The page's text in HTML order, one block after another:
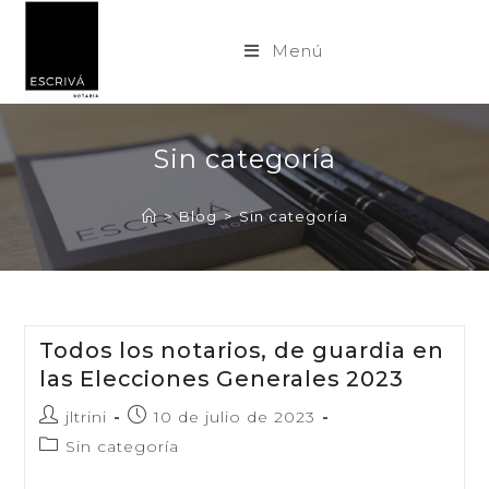
Menú
Sin categoría
> Blog > Sin categoría
Todos los notarios, de guardia en
las Elecciones Generales 2023
Autor
de
jltrini
Publicación
la
10 de julio de 2023
Categoría
Sin categoría